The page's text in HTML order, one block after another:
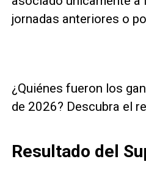
jornadas anteriores o
¿Quiénes fueron los
de 2026? Descubra el
Resultado del